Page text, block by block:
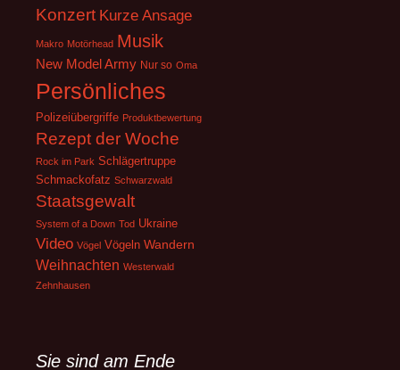
Konzert Kurze Ansage
Makro Motörhead Musik
New Model Army Nur so Oma
Persönliches
Polizeiübergriffe Produktbewertung
Rezept der Woche
Rock im Park Schlägertruppe
Schmackofatz Schwarzwald
Staatsgewalt
System of a Down Tod Ukraine
Video Vögel Vögeln Wandern
Weihnachten Westerwald
Zehnhausen
Sie sind am Ende